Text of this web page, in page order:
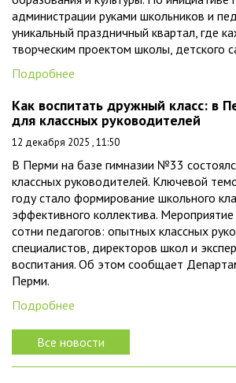
администрации руками школьников и
уникальный праздничный квартал, где
творческим проектом школы, детского
Подробнее
Как воспитать дружный класс: в
для классных руководителей
12 декабря 2025 , 11:50
В Перми на базе гимназии №33
классных руководителей. Ключевой
году стало формирование школьного
эффективного коллектива.
сотни педагогов: опытных классных
специалистов, директоров школ и
воспитания. Об этом сообщает
Перми.
Подробнее
Все новости